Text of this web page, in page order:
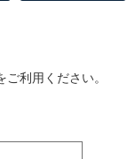
利用ください。